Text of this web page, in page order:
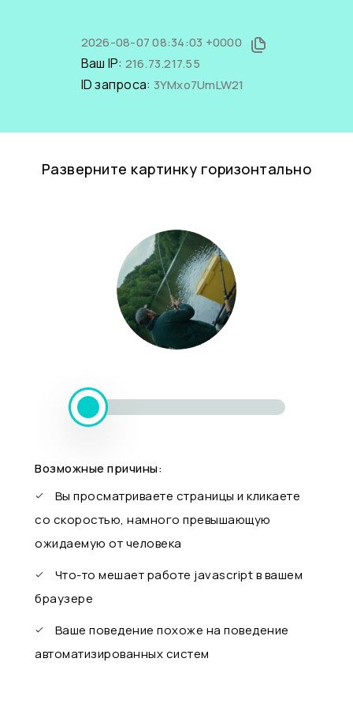
2026-08-07 08:34:03 +0000
Ваш IP: 216.73.217.55
ID запроса: 3YMxo7UmLW21
Разверните картинку горизонтально
Возможные причины:
Вы просматриваете страницы и кликаете
со скоростью, намного превышающую
ожидаемую от человека
Что-то мешает работе javascript в вашем
браузере
Ваше поведение похоже на поведение
автоматизированных систем